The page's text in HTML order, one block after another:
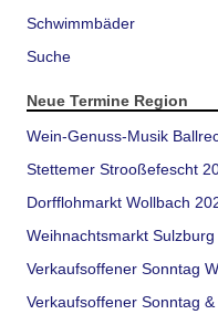
Schwimmbäder
Suche
Neue Termine Region
Wein-Genuss-Musik
Stettemer Strooßefescht
Dorfflohmarkt Wollbach
Weihnachtsmarkt
Verkaufsoffener Sonntag
Verkaufsoffener Sonntag